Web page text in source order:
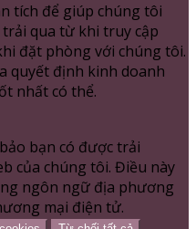
tích để giúp chúng tôi
qua từ khi truy cập
đặt phòng với chúng tôi.
quyết định kinh doanh
nhất có thể.
bạn có được trải
của chúng tôi. Điều này
ngôn ngữ địa phương
mại điện tử.